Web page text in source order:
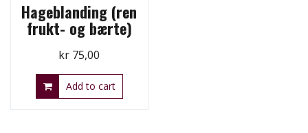
Hageblanding (ren
frukt- og bærte)
kr 75,00
Add to cart